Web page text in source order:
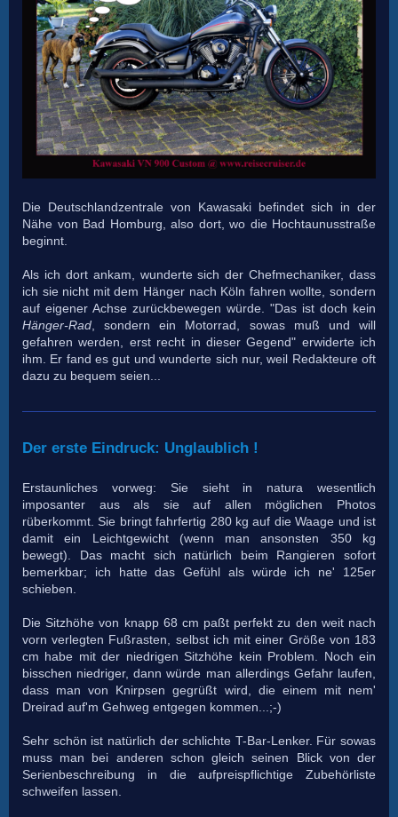
Die Deutschlandzentrale von Kawasaki befindet sich in der
Nähe von Bad Homburg, also dort, wo die Hochtaunusstraße
beginnt.
Als ich dort ankam, wunderte sich der Chefmechaniker, dass
ich sie nicht mit dem Hänger nach Köln fahren wollte, sondern
auf eigener Achse zurückbewegen würde. "Das ist doch kein
Hänger-Rad, sondern ein Motorrad, sowas muß und will
gefahren werden, erst recht in dieser Gegend" erwiderte ich
ihm. Er fand es gut und wunderte sich nur, weil Redakteure oft
dazu zu bequem seien...
Der erste Eindruck: Unglaublich !
Erstaunliches vorweg: Sie sieht in natura wesentlich
imposanter aus als sie auf allen möglichen Photos
rüberkommt. Sie bringt fahrfertig 280 kg auf die Waage und ist
damit ein Leichtgewicht (wenn man ansonsten 350 kg
bewegt). Das macht sich natürlich beim Rangieren sofort
bemerkbar; ich hatte das Gefühl als würde ich ne' 125er
schieben.
Die Sitzhöhe von knapp 68 cm paßt perfekt zu den weit nach
vorn verlegten Fußrasten, selbst ich mit einer Größe von 183
cm habe mit der niedrigen Sitzhöhe kein Problem. Noch ein
bisschen niedriger, dann würde man allerdings Gefahr laufen,
dass man von Knirpsen gegrüßt wird, die einem mit nem'
Dreirad auf'm Gehweg entgegen kommen...;-)
Sehr schön ist natürlich der schlichte T-Bar-Lenker. Für sowas
muss man bei anderen schon gleich seinen Blick von der
Serienbeschreibung in die aufpreispflichtige Zubehörliste
schweifen lassen.